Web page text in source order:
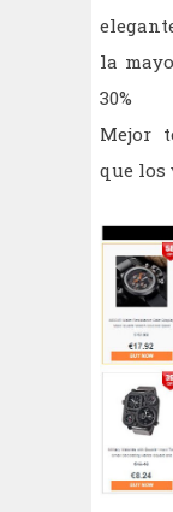
la
30%
Mejor
que los